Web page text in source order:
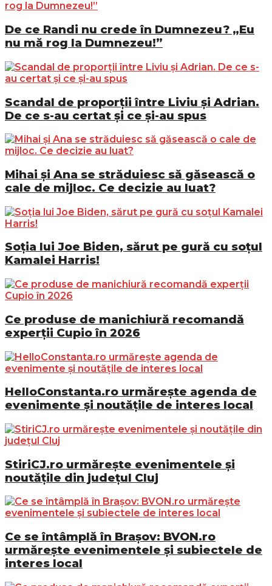
De ce Randi nu crede în Dumnezeu? „Eu
nu mă rog la Dumnezeu!”
Scandal de proporții între Liviu și Adrian.
De ce s-au certat și ce și-au spus
Mihai și Ana se străduiesc să găsească o
cale de mijloc. Ce decizie au luat?
Soția lui Joe Biden, sărut pe gură cu soțul
Kamalei Harris!
Ce produse de manichiură recomandă
experții Cupio în 2026
HelloConstanta.ro urmărește agenda de
evenimente și noutățile de interes local
StiriCJ.ro urmărește evenimentele și
noutățile din județul Cluj
Ce se întâmplă în Brașov: BVON.ro
urmărește evenimentele și subiectele de
interes local